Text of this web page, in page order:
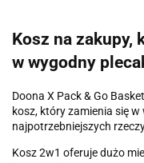
Kosz na zakupy,
w wygodny
Doona X Pack & Go
kosz, który zamienia się
najpotrzebniejszych
Kosz 2w1 oferuje dużo